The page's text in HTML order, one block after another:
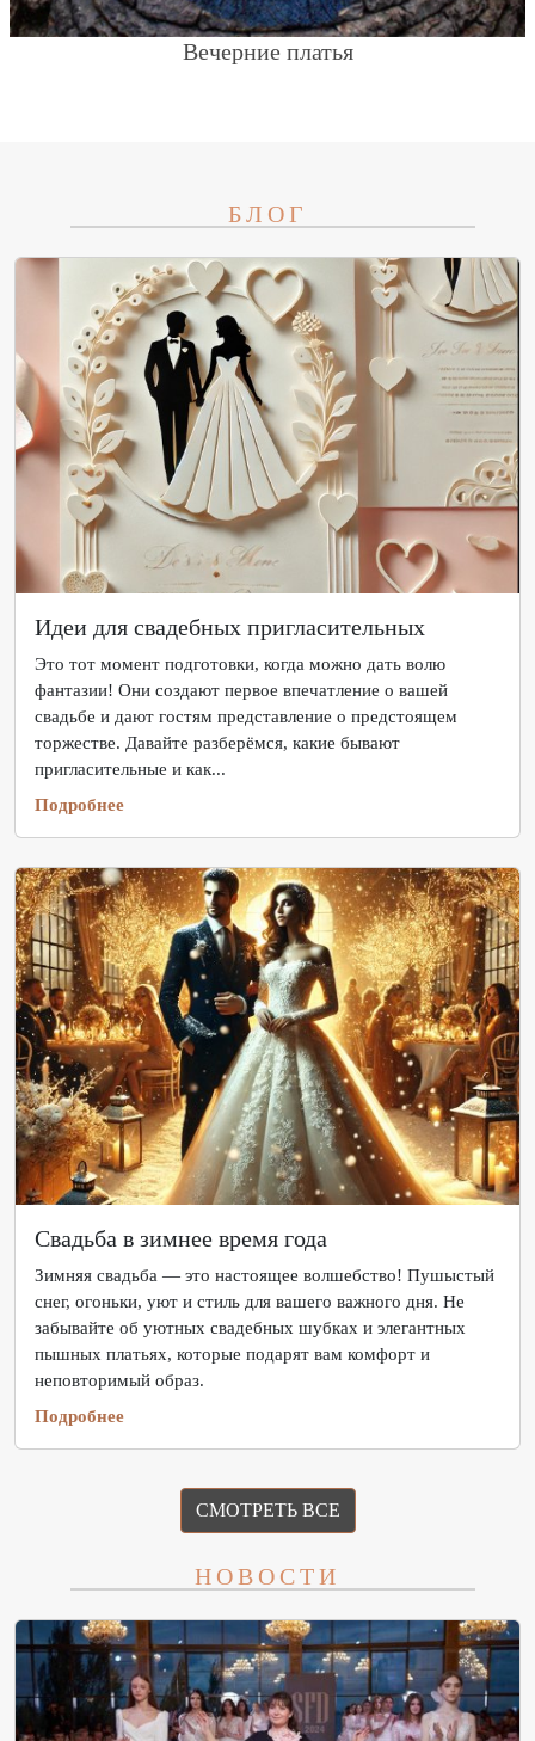
Вечерние платья
БЛОГ
Идеи для свадебных пригласительных
Это тот момент подготовки, когда можно дать волю
фантазии! Они создают первое впечатление о вашей
свадьбе и дают гостям представление о предстоящем
торжестве. Давайте разберёмся, какие бывают
пригласительные и как...
Подробнее
Свадьба в зимнее время года
Зимняя свадьба — это настоящее волшебство! Пушыстый
снег, огоньки, уют и стиль для вашего важного дня. Не
забывайте об уютных свадебных шубках и элегантных
пышных платьях, которые подарят вам комфорт и
неповторимый образ.
Подробнее
СМОТРЕТЬ ВСЕ
НОВОСТИ